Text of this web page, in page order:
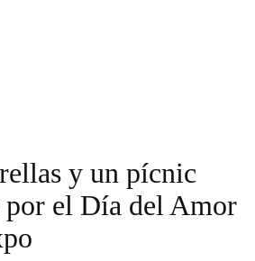
y un pícnic
el Día del Amor